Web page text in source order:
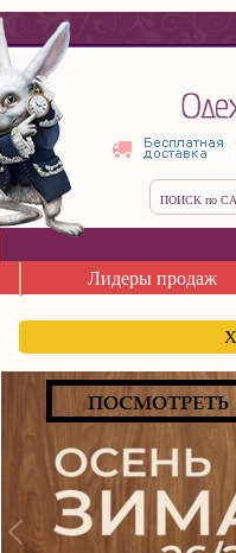
Лидеры продаж